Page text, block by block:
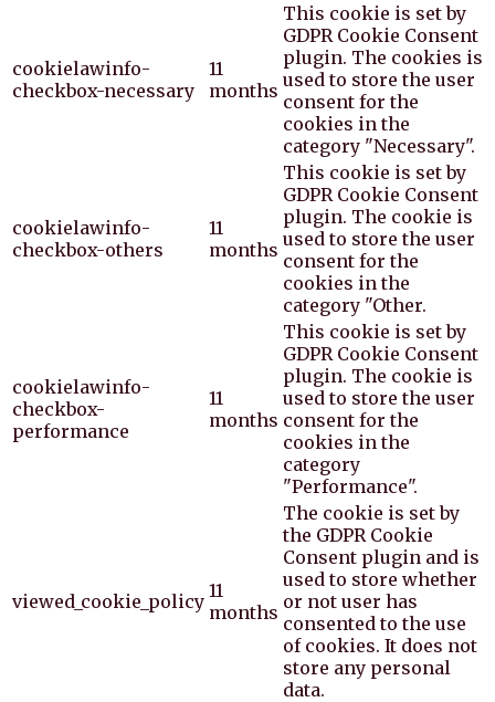
cookielawinfo-
checkbox-necessary
11
months
This cookie is set by
GDPR Cookie Consent
plugin. The cookies is
used to store the user
consent for the
cookies in the
category "Necessary".
cookielawinfo-
checkbox-others
11
months
This cookie is set by
GDPR Cookie Consent
plugin. The cookie is
used to store the user
consent for the
cookies in the
category "Other.
cookielawinfo-
checkbox-
performance
11
months
This cookie is set by
GDPR Cookie Consent
plugin. The cookie is
used to store the user
consent for the
cookies in the
category
"Performance".
viewed_cookie_policy 11
months
The cookie is set by
the GDPR Cookie
Consent plugin and is
used to store whether
or not user has
consented to the use
of cookies. It does not
store any personal
data.